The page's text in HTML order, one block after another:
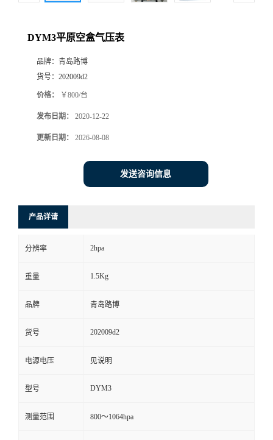
厅
系
言
DYM3平原空盒气压表
品牌： 青岛路博
货号： 202009d2
价格： ￥800/台
发布日期： 2020-12-22
更新日期： 2026-08-08
发送咨询信息
产品详请
分辨率 2hpa
重量 1.5Kg
品牌 青岛路博
货号 202009d2
电源电压 见说明
型号 DYM3
测量范围 800～1064hpa